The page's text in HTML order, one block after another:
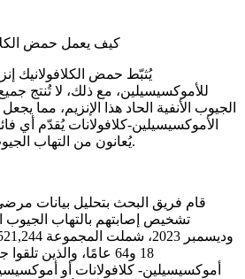
كيف يعمل حمض
يُثبّط حمض الكلافولانيك
للأموكسيسيلين، مع ذلك، لا تُنتج جميع
الجيوب الأنفية الحاد هذا الإنزيم، مما
الأموكسيسيلين-كلافولانات يُقدّم أي
يُعانون من التهاب الجيوب الأنفية الحاد غير المُعقّد.
قام فريق البحث بتحليل بيانات
18 و64 عامًا، والذين
أموكسيسيلين- كلافولانات أو